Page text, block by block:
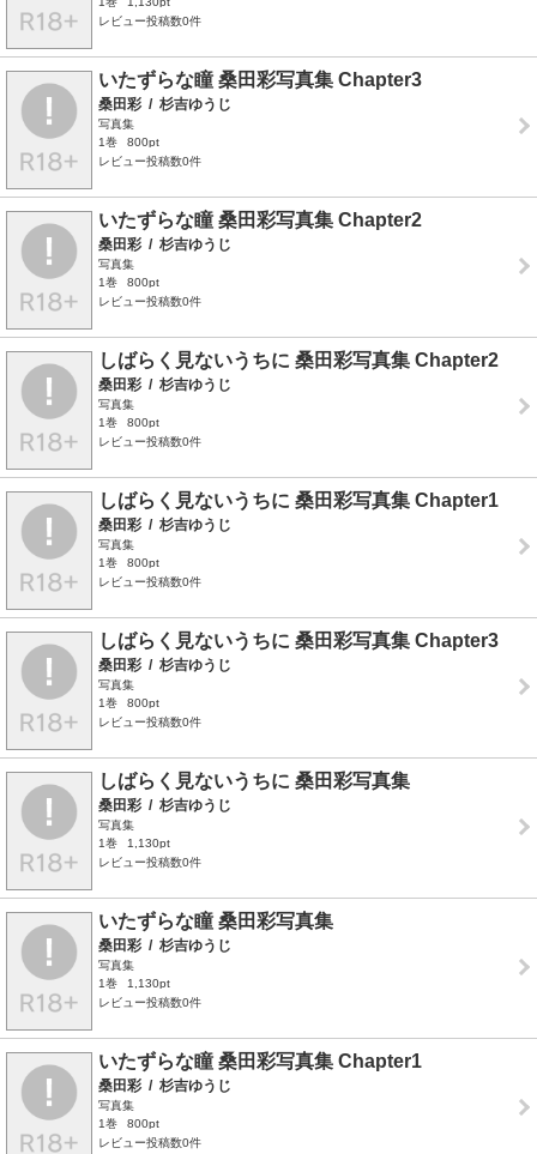
レビュー投稿数0件
いたずらな瞳 桑田彩写真集 Chapter3
桑田彩 / 杉吉ゆうじ
写真集
1巻
800pt
レビュー投稿数0件
いたずらな瞳 桑田彩写真集 Chapter2
桑田彩 / 杉吉ゆうじ
写真集
1巻
800pt
レビュー投稿数0件
しばらく見ないうちに 桑田彩写真集 Chapter2
桑田彩 / 杉吉ゆうじ
写真集
1巻
800pt
レビュー投稿数0件
しばらく見ないうちに 桑田彩写真集 Chapter1
桑田彩 / 杉吉ゆうじ
写真集
1巻
800pt
レビュー投稿数0件
しばらく見ないうちに 桑田彩写真集 Chapter3
桑田彩 / 杉吉ゆうじ
写真集
1巻
800pt
レビュー投稿数0件
しばらく見ないうちに 桑田彩写真集
桑田彩 / 杉吉ゆうじ
写真集
1巻
1,130pt
レビュー投稿数0件
いたずらな瞳 桑田彩写真集
桑田彩 / 杉吉ゆうじ
写真集
1巻
1,130pt
レビュー投稿数0件
いたずらな瞳 桑田彩写真集 Chapter1
桑田彩 / 杉吉ゆうじ
写真集
1巻
800pt
レビュー投稿数0件